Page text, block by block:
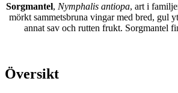
Sorgmantel, Nymphalis antiopa, art i
mörkt sammetsbruna vingar med bred, gul
annat sav och rutten frukt. Sorgmantel
Översikt